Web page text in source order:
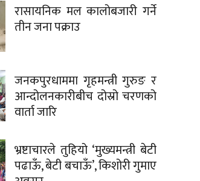
रासायनिक मल कालोबजारी गर्ने
तीन जना पक्राउ
जनकपुरधाममा गृहमन्त्री गुरुङ र
आन्दोलनकारीबीच दोस्रो चरणको
वार्ता जारि
भ्रष्टाचारले तुहियो ‘मुख्यमन्त्री बेटी
पढाऊँ, बेटी बचाऊँ’, किशोरी गुमाए